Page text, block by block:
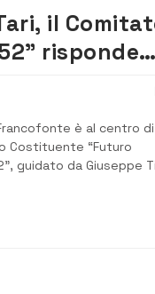
il
risponde
proposta di
è al centro di
Costituente “Futuro
guidato da Giuseppe
insostenibile per il tess...